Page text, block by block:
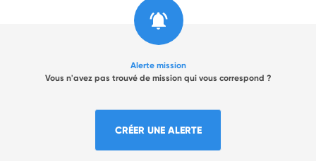
Alerte mission
Vous n'avez pas trouvé de mission qui vous correspond ?
CRÉER UNE ALERTE